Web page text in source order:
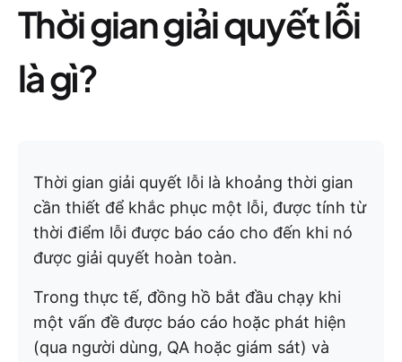
Thời gian giải quyết lỗi
là gì?
Thời gian giải quyết lỗi là khoảng thời gian
cần thiết để khắc phục một lỗi, được tính từ
thời điểm lỗi được báo cáo cho đến khi nó
được giải quyết hoàn toàn.
Trong thực tế, đồng hồ bắt đầu chạy khi
một vấn đề được báo cáo hoặc phát hiện
(qua người dùng, QA hoặc giám sát) và